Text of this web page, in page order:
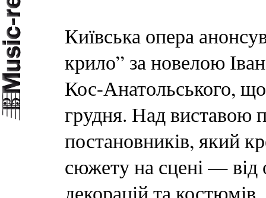
Київська опера
крило” за новелою
Кос-Анатольського, що
грудня. Над виставою
постановників, який
сюжету на сцені — від
декорацій та костюмів.